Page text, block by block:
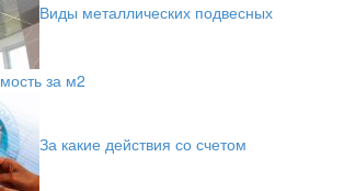
Виды металлических подвесных
за м2
За какие действия со счетом